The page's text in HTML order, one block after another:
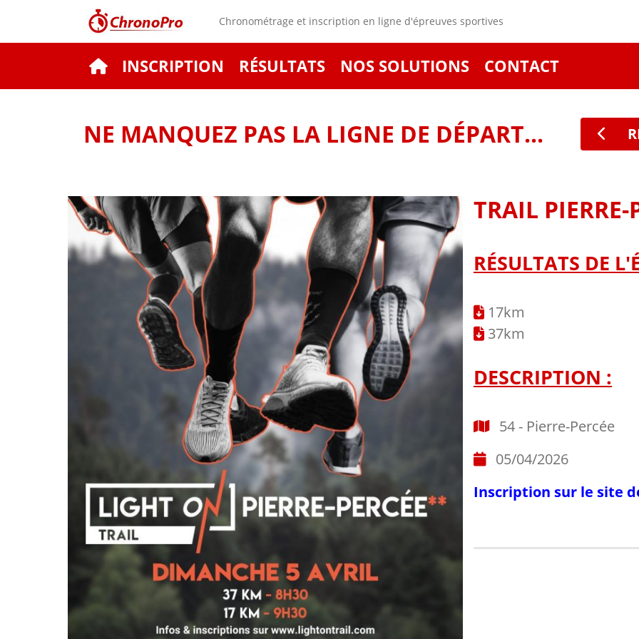
Chronométrage et inscription en ligne d'épreuves sportives
INSCRIPTION RÉSULTATS NOS SOLUTIONS CONTACT
NE MANQUEZ PAS LA LIGNE DE DÉPART...
TRAIL PIERRE-
RÉSULTATS DE
17km
37km
DESCRIPTION :
54 - Pierre-Percée
05/04/2026
Inscription sur le site